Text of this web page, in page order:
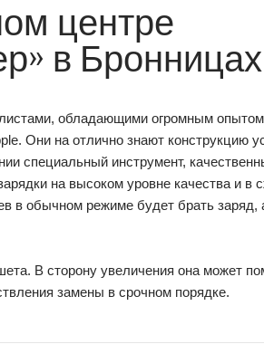
центре
в Бронницах
обладающими огромным
Они на отлично знают конструкцию
специальный инструмент,
на высоком уровне качества и в
в обычном режиме будет брать заряд,
В сторону увеличения она может
замены в срочном порядке.